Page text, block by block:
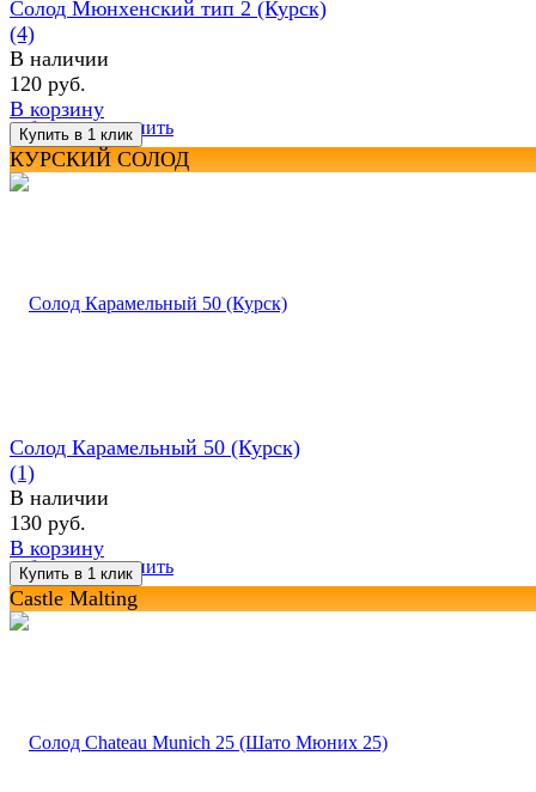
избранное сравнить
Солод Мюнхенский тип 2 (Курск)
(4)
В наличии
120 руб.
В корзину
КУРСКИЙ СОЛОД
избранное сравнить
Солод Карамельный 50 (Курск)
(1)
В наличии
130 руб.
В корзину
Castle Malting